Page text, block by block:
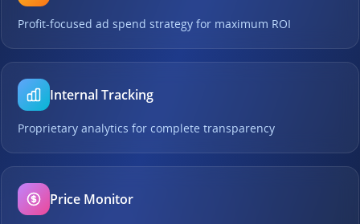
Profit-focused ad spend strategy for maximum ROI
Internal Tracking
Proprietary analytics for complete transparency
Price Monitor